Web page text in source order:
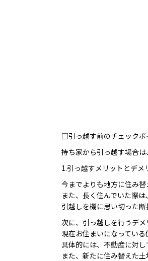
□引っ越す前のチェックポ
持ち家から引っ越す場合は
1.引っ越すメリットとデメ
今までよりも地方に住み
また、長く住んでいた際
引越しを機に思い切った断
次に、引っ越しを行うデメ
現在お住まいになってい
具体的には、不動産に対
また、新たに住み替えた